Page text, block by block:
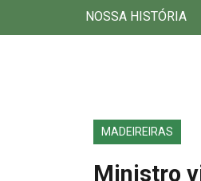
NOSSA HISTÓRIA
MADEIREIRAS
Ministro